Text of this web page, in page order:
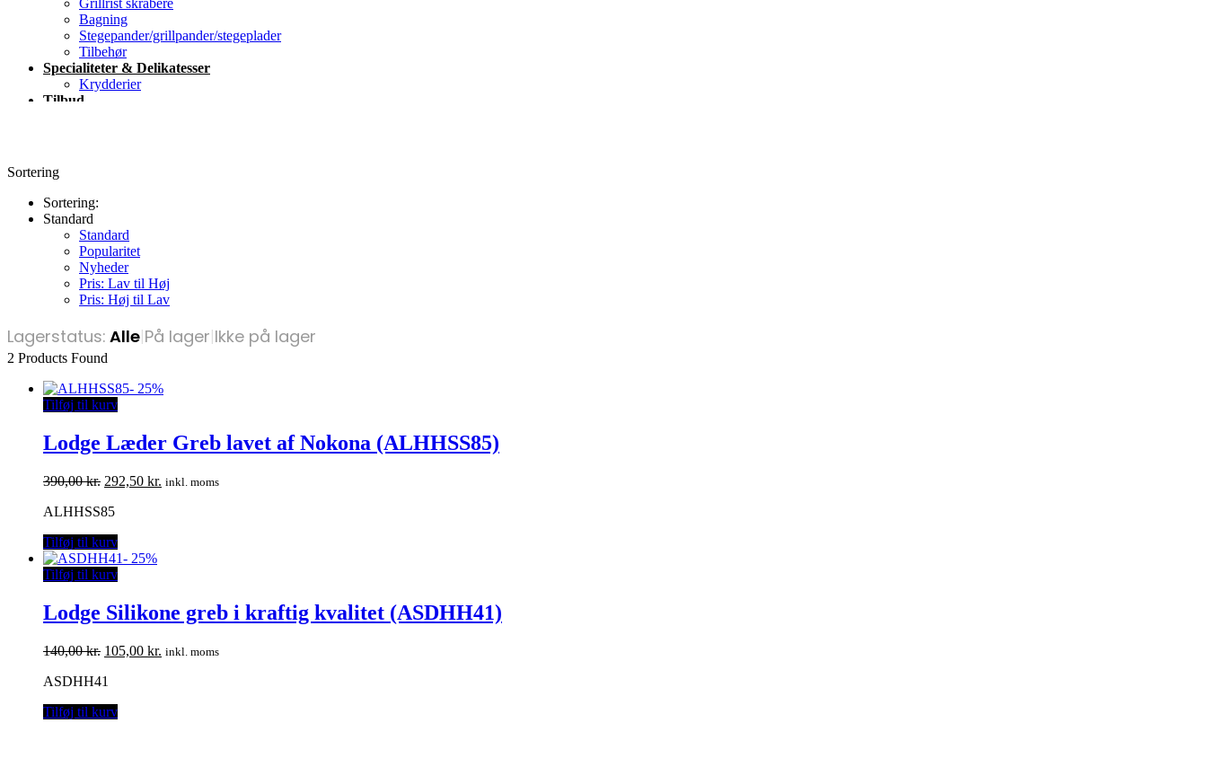
Grillrist skrabere
Bagning
Stegepander/grillpander/stegeplader
Tilbehør
Specialiteter & Delikatesser
Krydderier
Tilbud
Sortering
Sortering:
Standard
Standard
Popularitet
Nyheder
Pris: Lav til Høj
Pris: Høj til Lav
Lagerstatus: Alle|På lager|Ikke på lager
2 Products Found
- 25%
Tilføj til kurv
Lodge Læder Greb lavet af Nokona (ALHHSS85)
390,00kr. Den
pris
390,00 kr..
292,50 kr. Den
inkl. moms
ALHHSS85
Tilføj til kurv
- 25%
Tilføj til kurv
Lodge Silikone greb i kraftig kvalitet (ASDHH41)
140,00kr. Den
pris
140,00 kr..
105,00 kr. Den
inkl. moms
ASDHH41
Tilføj til kurv